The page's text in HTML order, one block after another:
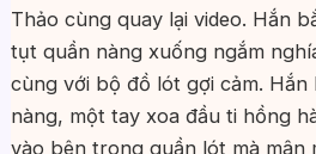
Thảo cùng quay lại video. Hắn
tụt quần nàng xuống ngắm
cùng với bộ đồ lót gợi cảm. Hắn
nàng, một tay xoa đầu ti hồng
vào bên trong quần lót mà mân